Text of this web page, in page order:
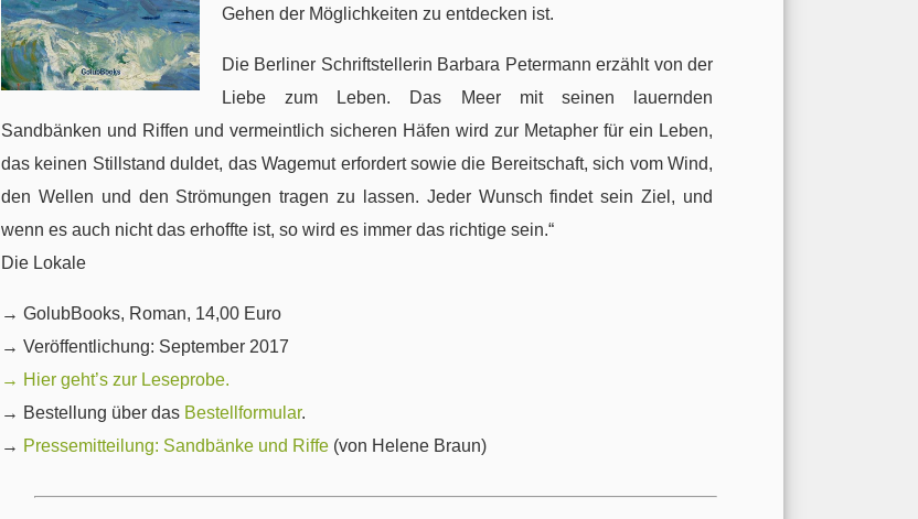
Gehen der Möglichkeiten zu entdecken ist.
Die Berliner Schriftstellerin Barbara Petermann erzählt von der
Liebe zum Leben. Das Meer mit seinen lauernden
Sandbänken und Riffen und vermeintlich sicheren Häfen wird zur Metapher für ein Leben,
das keinen Stillstand duldet, das Wagemut erfordert sowie die Bereitschaft, sich vom Wind,
den Wellen und den Strömungen tragen zu lassen. Jeder Wunsch findet sein Ziel, und
wenn es auch nicht das erhoffte ist, so wird es immer das richtige sein.“
Die Lokale
→ GolubBooks, Roman, 14,00 Euro
→ Veröffentlichung: September 2017
→ Hier geht’s zur Leseprobe.
→ Bestellung über das Bestellformular.
→ Pressemitteilung: Sandbänke und Riffe (von Helene Braun)